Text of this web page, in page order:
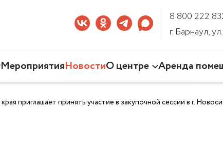
8 800 222
г. Барнаул,
МероприятияНовостиО центре
Команда Центра
Аренда
приглашает принять участие в закупочной сессии в г.